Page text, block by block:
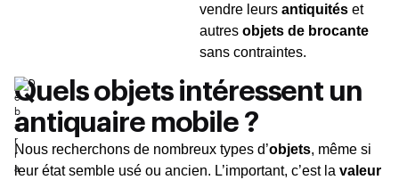
vendre leurs antiquités et
autres objets de brocante
sans contraintes.
Quels objets intéressent un
antiquaire mobile ?
Nous recherchons de nombreux types d’objets, même si
leur état semble usé ou ancien. L’important, c’est la valeur